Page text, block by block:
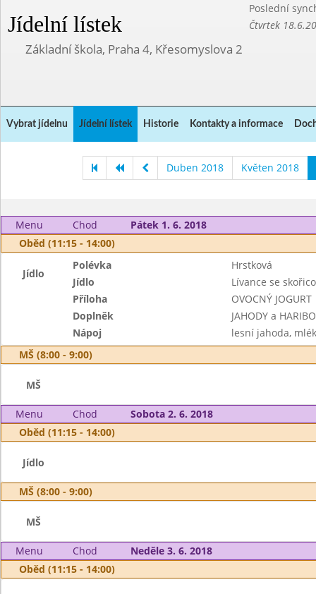
Jídelní lístek
Poslední
Čtvrtek
Základní škola, Praha 4, Křesomyslova 2
Vybrat jídelnu Jídelní lístek Historie Kontakty a informace
Duben 2018 Květen 2018
Menu Chod
Pátek 1. 6. 2018
Oběd (11:15 - 14:00)
Jídlo
Polévka
Hrstková
Jídlo
Lívance se
Příloha
OVOCNÝ JOGURT
Doplněk
JAHODY a
Nápoj
lesní jahoda,
MŠ (8:00 - 9:00)
MŠ
Menu Chod
Sobota 2. 6. 2018
Oběd (11:15 - 14:00)
Jídlo
MŠ (8:00 - 9:00)
MŠ
Menu Chod
Neděle 3. 6. 2018
Oběd (11:15 - 14:00)